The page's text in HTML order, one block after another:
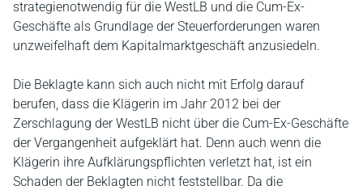
strategienotwendig für die WestLB und die Cum-Ex-
Geschäfte als Grundlage der Steuerforderungen waren
unzweifelhaft dem Kapitalmarktgeschäft anzusiedeln.
Die Beklagte kann sich auch nicht mit Erfolg darauf
berufen, dass die Klägerin im Jahr 2012 bei der
Zerschlagung der WestLB nicht über die Cum-Ex-Geschäfte
der Vergangenheit aufgeklärt hat. Denn auch wenn die
Klägerin ihre Aufklärungspflichten verletzt hat, ist ein
Schaden der Beklagten nicht feststellbar. Da die